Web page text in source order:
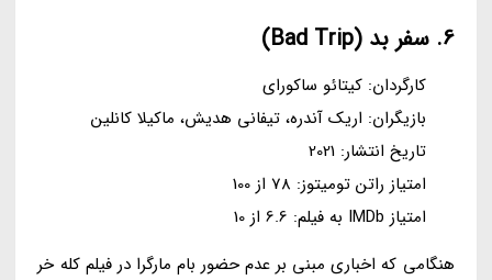
6. سفر بد (Bad Trip)
کارگردان: کیتائو ساکورای
بازیگران: اریک آندره، تیفانی هدیش، ماکیلا کانلین
تاریخ انتشار: 2021
امتیاز راتن تومیتوز: 78 از 100
امتیاز IMDb به فیلم: 6.6 از 10
هنگامی که اخباری مبنی بر عدم حضور بام مارگرا در فیلم کله خر